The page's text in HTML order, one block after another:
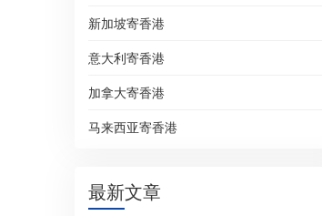
新加坡寄香港
意大利寄香港
加拿大寄香港
马来西亚寄香港
最新文章